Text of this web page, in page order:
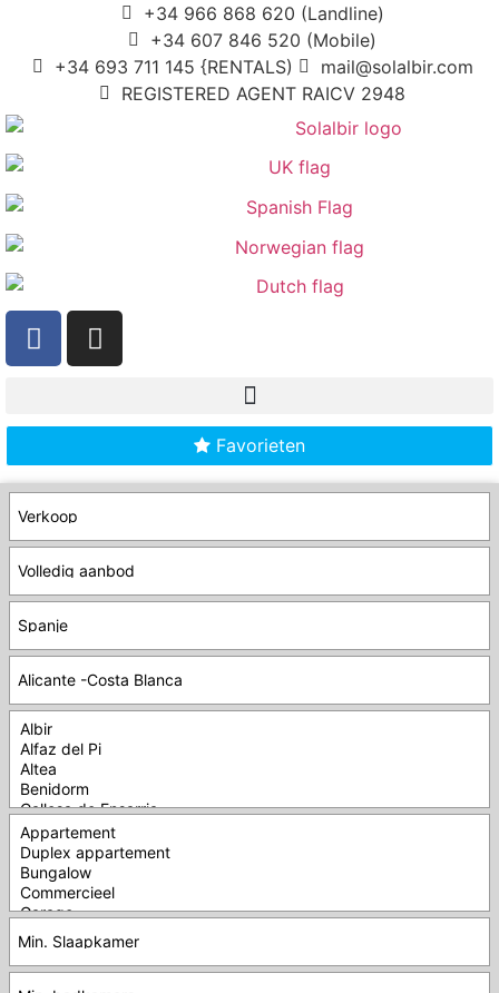
+34 966 868 620 (Landline)
+34 607 846 520 (Mobile)
+34 693 711 145 {RENTALS)
mail@solalbir.com
REGISTERED AGENT RAICV 2948
Favorieten